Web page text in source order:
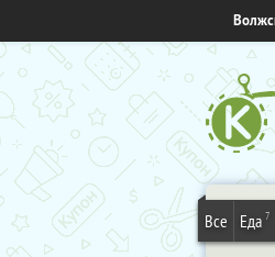
Все Еда 7